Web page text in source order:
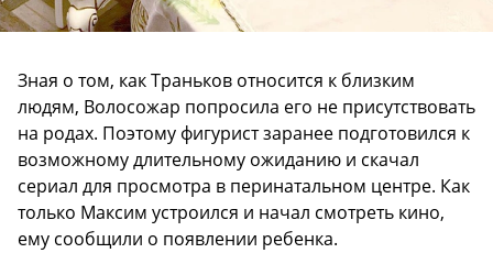
Зная о том, как Траньков относится к близким
людям, Волосожар попросила его не присутствовать
на родах. Поэтому фигурист заранее подготовился к
возможному длительному ожиданию и скачал
сериал для просмотра в перинатальном центре. Как
только Максим устроился и начал смотреть кино,
ему сообщили о появлении ребенка.